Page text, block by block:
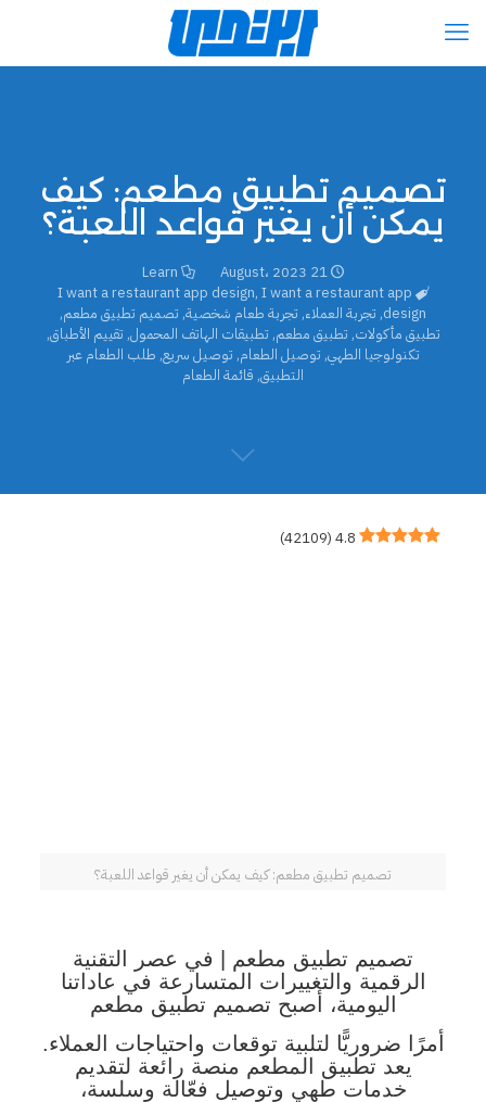
تصميم تطبيق مطعم: كيف
يمكن أن يغير قواعد اللعبة؟
21 August، 2023
Learn
I want a restaurant app design, I want a restaurant app
design
, تجربة العملاء, تجربة طعام شخصية, تصميم تطبيق مطعم,
تطبيق مأكولات, تطبيق مطعم, تطبيقات الهاتف المحمول, تقييم الأطباق,
تكنولوجيا الطهي, توصيل الطعام, توصيل سريع, طلب الطعام عبر
التطبيق, قائمة الطعام
4.8
(
42109
)
تصميم تطبيق مطعم: كيف يمكن أن يغير قواعد اللعبة؟
تصميم تطبيق مطعم | في عصر التقنية
الرقمية والتغييرات المتسارعة في عاداتنا
اليومية، أصبح تصميم تطبيق مطعم
أمرًا ضروريًّا لتلبية توقعات واحتياجات العملاء.
يعد تطبيق المطعم منصة رائعة لتقديم
خدمات طهي وتوصيل فعّالة وسلسة،